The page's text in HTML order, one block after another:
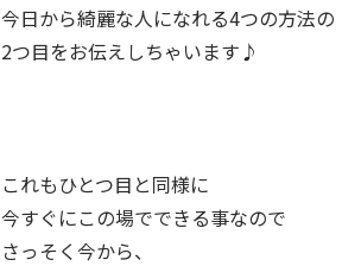
今日から綺麗な人になれる4つの方法の
2つ目をお伝えしちゃいます♪
これもひとつ目と同様に
今すぐにこの場でできる事なので
さっそく今から、